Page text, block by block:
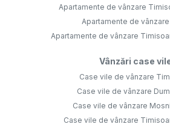
Apartamente de vânzare
Apartamente de
Apartamente de vânzare
Vânzări case
Case vile de vânzare
Case vile de vânzare
Case vile de vânzare
Case vile de vânzare